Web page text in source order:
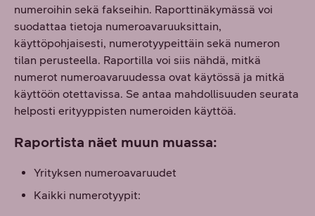
numeroihin sekä fakseihin. Raporttinäkymässä voi
suodattaa tietoja numeroavaruuksittain,
käyttöpohjaisesti, numerotyypeittäin sekä numeron
tilan perusteella. Raportilla voi siis nähdä, mitkä
numerot numeroavaruudessa ovat käytössä ja mitkä
käyttöön otettavissa. Se antaa mahdollisuuden seurata
helposti erityyppisten numeroiden käyttöä.
Raportista näet muun muassa:
Yrityksen numeroavaruudet
Kaikki numerotyypit: